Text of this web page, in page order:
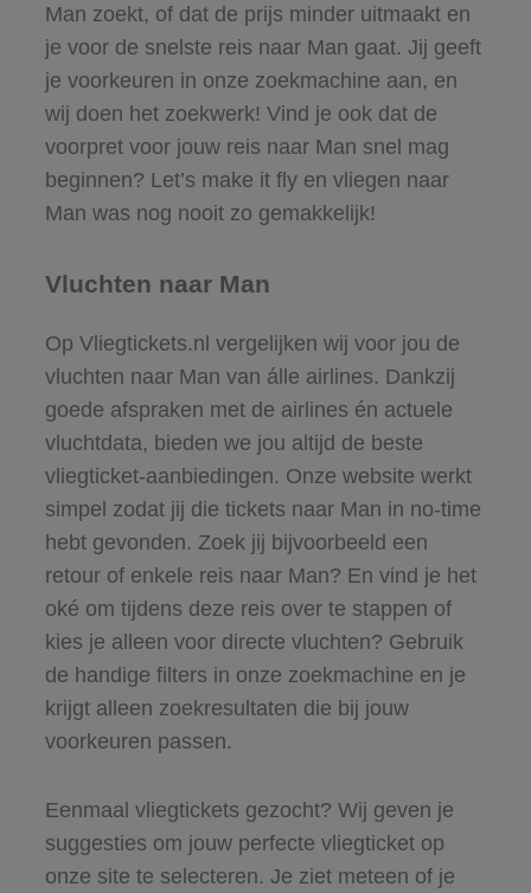
Man zoekt, of dat de prijs minder uitmaakt en
je voor de snelste reis naar Man gaat. Jij geeft
je voorkeuren in onze zoekmachine aan, en
wij doen het zoekwerk! Vind je ook dat de
voorpret voor jouw reis naar Man snel mag
beginnen? Let’s make it fly en vliegen naar
Man was nog nooit zo gemakkelijk!
Vluchten naar Man
Op Vliegtickets.nl vergelijken wij voor jou de
vluchten naar Man van álle airlines. Dankzij
goede afspraken met de airlines én actuele
vluchtdata, bieden we jou altijd de beste
vliegticket-aanbiedingen. Onze website werkt
simpel zodat jij die tickets naar Man in no-time
hebt gevonden. Zoek jij bijvoorbeeld een
retour of enkele reis naar Man? En vind je het
oké om tijdens deze reis over te stappen of
kies je alleen voor directe vluchten? Gebruik
de handige filters in onze zoekmachine en je
krijgt alleen zoekresultaten die bij jouw
voorkeuren passen.
Eenmaal vliegtickets gezocht? Wij geven je
suggesties om jouw perfecte vliegticket op
onze site te selecteren. Je ziet meteen of je